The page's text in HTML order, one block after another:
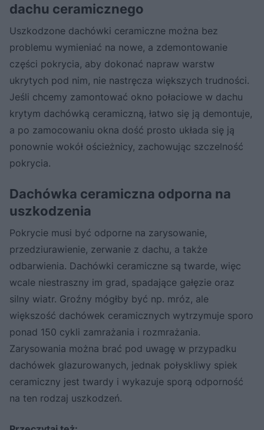
dachu ceramicznego
Uszkodzone dachówki ceramiczne można bez
problemu wymieniać na nowe, a zdemontowanie
części pokrycia, aby dokonać napraw warstw
ukrytych pod nim, nie nastręcza większych trudności.
Jeśli chcemy zamontować okno połaciowe w dachu
krytym dachówką ceramiczną, łatwo się ją demontuje,
a po zamocowaniu okna dość prosto układa się ją
ponownie wokół ościeżnicy, zachowując szczelność
pokrycia.
Dachówka ceramiczna odporna na
uszkodzenia
Pokrycie musi być odporne na zarysowanie,
przedziurawienie, zerwanie z dachu, a także
odbarwienia. Dachówki ceramiczne są twarde, więc
wcale niestraszny im grad, spadające gałęzie oraz
silny wiatr. Groźny mógłby być np. mróz, ale
większość dachówek ceramicznych wytrzymuje sporo
ponad 150 cykli zamrażania i rozmrażania.
Zarysowania można brać pod uwagę w przypadku
dachówek glazurowanych, jednak połyskliwy spiek
ceramiczny jest twardy i wykazuje sporą odporność
na ten rodzaj uszkodzeń.